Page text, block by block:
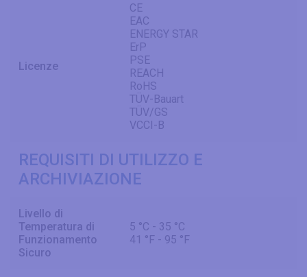
Licenze
CE
EAC
ENERGY STAR
ErP
PSE
REACH
RoHS
TÜV-Bauart
TÜV/GS
VCCI-B
REQUISITI DI UTILIZZO E
ARCHIVIAZIONE
Livello di
Temperatura di
Funzionamento
Sicuro
5 °C - 35 °C
41 °F - 95 °F